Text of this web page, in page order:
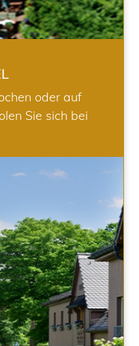
oder auf
Sie sich bei